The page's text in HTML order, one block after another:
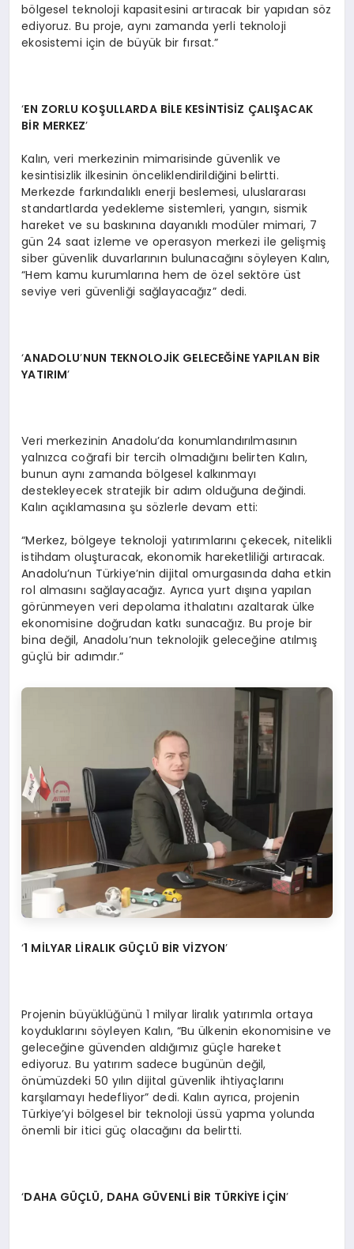
bölgesel teknoloji kapasitesini artıracak bir yapıdan söz
ediyoruz. Bu proje, aynı zamanda yerli teknoloji
ekosistemi için de büyük bir fırsat.”
‘EN ZORLU KOŞULLARDA BİLE KESİNTİSİZ ÇALIŞACAK
BİR MERKEZ’
Kalın, veri merkezinin mimarisinde güvenlik ve
kesintisizlik ilkesinin önceliklendirildiğini belirtti.
Merkezde farkındalıklı enerji beslemesi, uluslararası
standartlarda yedekleme sistemleri, yangın, sismik
hareket ve su baskınına dayanıklı modüler mimari, 7
gün 24 saat izleme ve operasyon merkezi ile gelişmiş
siber güvenlik duvarlarının bulunacağını söyleyen Kalın,
“Hem kamu kurumlarına hem de özel sektöre üst
seviye veri güvenliği sağlayacağız” dedi.
‘ANADOLU’NUN TEKNOLOJİK GELECEĞİNE YAPILAN BİR
YATIRIM’
Veri merkezinin Anadolu’da konumlandırılmasının
yalnızca coğrafi bir tercih olmadığını belirten Kalın,
bunun aynı zamanda bölgesel kalkınmayı
destekleyecek stratejik bir adım olduğuna değindi.
Kalın açıklamasına şu sözlerle devam etti:
“Merkez, bölgeye teknoloji yatırımlarını çekecek, nitelikli
istihdam oluşturacak, ekonomik hareketliliği artıracak.
Anadolu’nun Türkiye’nin dijital omurgasında daha etkin
rol almasını sağlayacağız. Ayrıca yurt dışına yapılan
görünmeyen veri depolama ithalatını azaltarak ülke
ekonomisine doğrudan katkı sunacağız. Bu proje bir
bina değil, Anadolu’nun teknolojik geleceğine atılmış
güçlü bir adımdır.”
‘1 MİLYAR LİRALIK GÜÇLÜ BİR VİZYON’
Projenin büyüklüğünü 1 milyar liralık yatırımla ortaya
koyduklarını söyleyen Kalın, “Bu ülkenin ekonomisine ve
geleceğine güvenden aldığımız güçle hareket
ediyoruz. Bu yatırım sadece bugünün değil,
önümüzdeki 50 yılın dijital güvenlik ihtiyaçlarını
karşılamayı hedefliyor” dedi. Kalın ayrıca, projenin
Türkiye’yi bölgesel bir teknoloji üssü yapma yolunda
önemli bir itici güç olacağını da belirtti.
‘DAHA GÜÇLÜ, DAHA GÜVENLİ BİR TÜRKİYE İÇİN’